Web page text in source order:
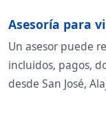
Asesoría para
Un asesor puede
incluidos, pagos,
desde San José,